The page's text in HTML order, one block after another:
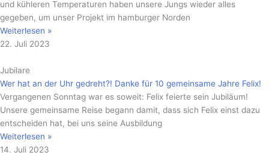
und kühleren Temperaturen haben unsere Jungs wieder alles
gegeben, um unser Projekt im hamburger Norden
Weiterlesen »
22. Juli 2023
Jubilare
Wer hat an der Uhr gedreht?! Danke für 10 gemeinsame Jahre Felix!
Vergangenen Sonntag war es soweit: Felix feierte sein Jubiläum!
Unsere gemeinsame Reise begann damit, dass sich Felix einst dazu
entscheiden hat, bei uns seine Ausbildung
Weiterlesen »
14. Juli 2023